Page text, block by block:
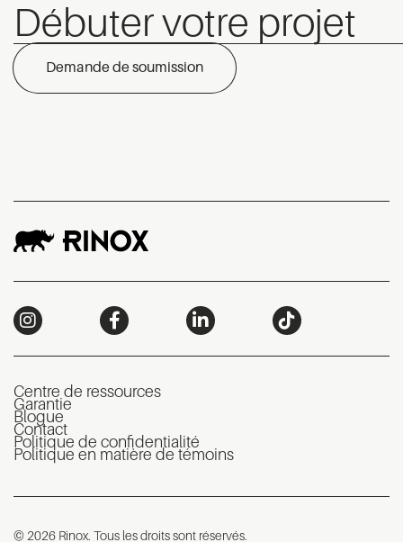
Débuter votre projet
Demande de soumission
Centre de ressources
Garantie
Blogue
Contact
Politique de confidentialité
Politique en matière de témoins
© 2026 Rinox. Tous les droits sont réservés.